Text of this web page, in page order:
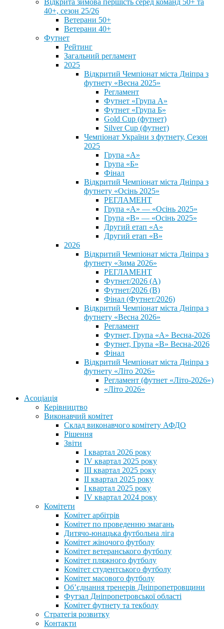
Відкрита зимова першість серед команд 50+ та
40+, сезон 25/26
Ветерани 50+
Ветерани 40+
Футнет
Рейтинг
Загальний регламент
2025
Відкритий Чемпіонат міста Дніпра з
футнету «Весна 2025»
Регламент
Футнет «Група А»
Футнет «Група Б»
Gold Cup (футнет)
Silver Cup (футнет)
Чемпіонат України з футнету, Сезон
2025
Група «А»
Група «Б»
Фінал
Відкритий Чемпіонат міста Дніпра з
футнету «Осінь 2025»
РЕГЛАМЕНТ
Група «А» — «Осінь 2025»
Група «В» — «Осінь 2025»
Другий етап «А»
Другий етап «В»
2026
Відкритий Чемпіонат міста Дніпра з
футнету «Зима 2026»
РЕГЛАМЕНТ
Футнет/2026 (А)
Футнет/2026 (В)
Фінал (Футнет/2026)
Відкритий Чемпіонат міста Дніпра з
футнету «Весна 2026»
Регламент
Футнет, Група «А» Весна-2026
Футнет, Група «В» Весна-2026
Фінал
Відкритий Чемпіонат міста Дніпра з
футнету «Літо 2026»
Регламент (футнет «Літо-2026»)
«Літо 2026»
Асоціація
Керівництво
Виконавчий комітет
Склад виконавчого комітету АФДО
Рішення
Звіти
I квартал 2026 року
IV квартал 2025 року
III квартал 2025 року
II квартал 2025 року
I квартал 2025 року
IV квартал 2024 року
Комітети
Комітет арбітрів
Комітет по проведенню змагань
Дитячо-юнацька футбольна ліга
Комітет жіночого футболу
Комітет ветеранського футболу
Комітет пляжного футболу
Комітет студентського футболу
Комітет масового футболу
Обʼєднання тренерів Дніпропетровщини
Футзал Дніпропетровської області
Комітет футнету та текболу
Стратегія розвитку
Контакти